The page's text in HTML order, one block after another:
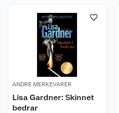
ANDRE MERKEVARER
Lisa Gardner: Skinnet
bedrar
Nyheter
Våre butikker
Våre merkevarer
Coop kjeder
Ledige stillinger
Angre- og returrett
Reklamasjon og garanti
Ofte stilte spørsmål
Betalingsalternativer
Leveringsalternativer
Åpent kjøp